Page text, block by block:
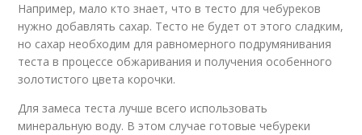
Например, мало кто знает, что в тесто для чебуреков
нужно добавлять сахар. Тесто не будет от этого сладким,
но сахар необходим для равномерного подрумянивания
теста в процессе обжаривания и получения особенного
золотистого цвета корочки.
Для замеса теста лучше всего использовать
минеральную воду. В этом случае готовые чебуреки